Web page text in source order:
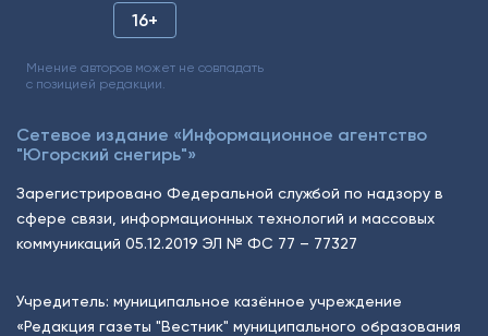
16+
Мнение авторов может не совпадать
с позицией редакции.
Сетевое издание «Информационное агентство
"Югорский снегирь"»
Зарегистрировано Федеральной службой по надзору в
сфере связи, информационных технологий и массовых
коммуникаций 05.12.2019 ЭЛ № ФС 77 – 77327
Учредитель: муниципальное казённое учреждение
«Редакция газеты "Вестник" муниципального образования